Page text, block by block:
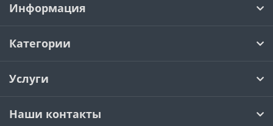
Информация
Категории
Услуги
Наши контакты